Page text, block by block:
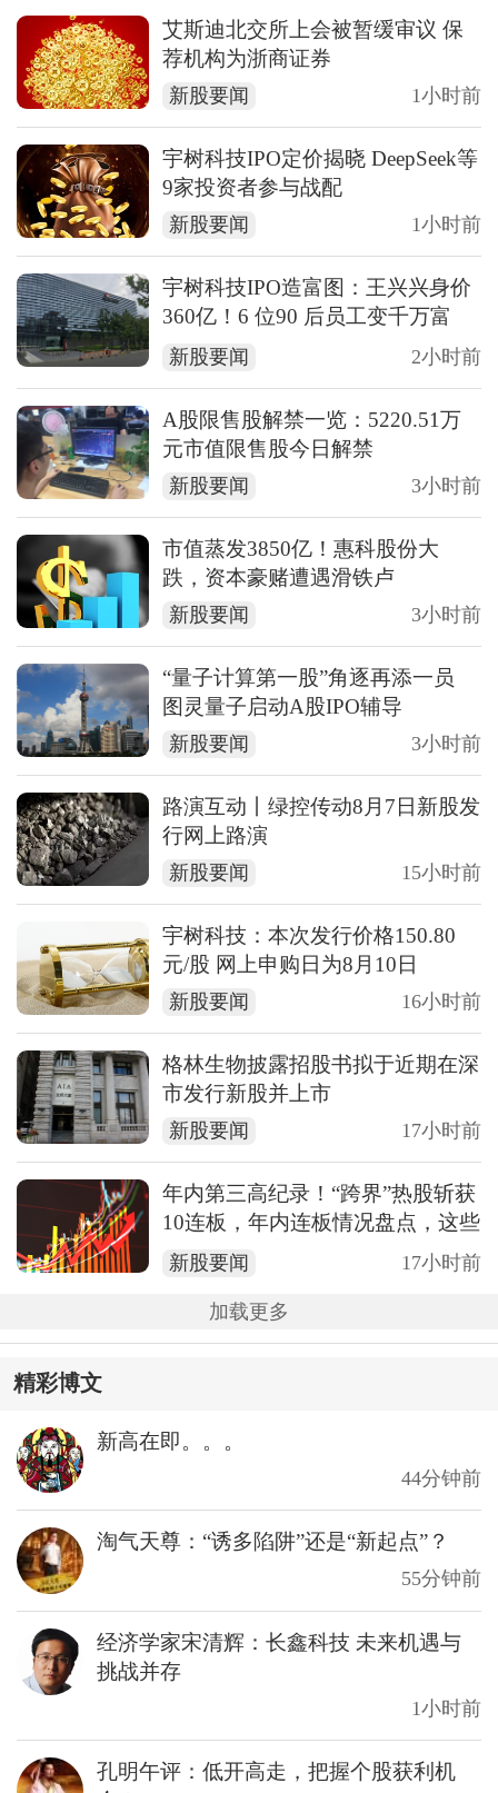
艾斯迪北交所上会被暂缓审议 保
荐机构为浙商证券
新股要闻 1小时前
宇树科技IPO定价揭晓 DeepSeek等
9家投资者参与战配
新股要闻 1小时前
宇树科技IPO造富图：王兴兴身价
360亿！6 位90 后员工变千万富
翁！隔壁的梁文锋也上船了！
新股要闻 2小时前
A股限售股解禁一览：5220.51万
元市值限售股今日解禁
新股要闻 3小时前
市值蒸发3850亿！惠科股份大
跌，资本豪赌遭遇滑铁卢
新股要闻 3小时前
“量子计算第一股”角逐再添一员
图灵量子启动A股IPO辅导
新股要闻 3小时前
路演互动丨绿控传动8月7日新股发
行网上路演
新股要闻 15小时前
宇树科技：本次发行价格150.80
元/股 网上申购日为8月10日
新股要闻 16小时前
格林生物披露招股书拟于近期在深
市发行新股并上市
新股要闻 17小时前
年内第三高纪录！“跨界”热股斩获
10连板，年内连板情况盘点，这些
行业占比较高
新股要闻 17小时前
加载更多
精彩博文
新高在即。。。
44分钟前
淘气天尊：“诱多陷阱”还是“新起点”？
55分钟前
经济学家宋清辉：长鑫科技 未来机遇与
挑战并存
1小时前
孔明午评：低开高走，把握个股获利机